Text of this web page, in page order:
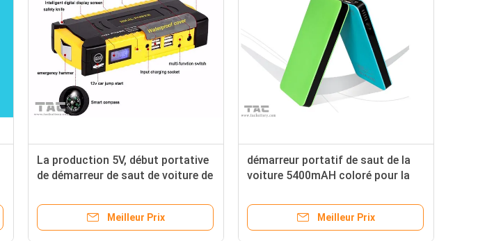
La production 5V, début portative
de démarreur de saut de voiture de
saut de véhicule emballe
Meilleur Prix
démarreur portatif de saut de la
voiture 5400mAH coloré pour la
Meilleur Prix